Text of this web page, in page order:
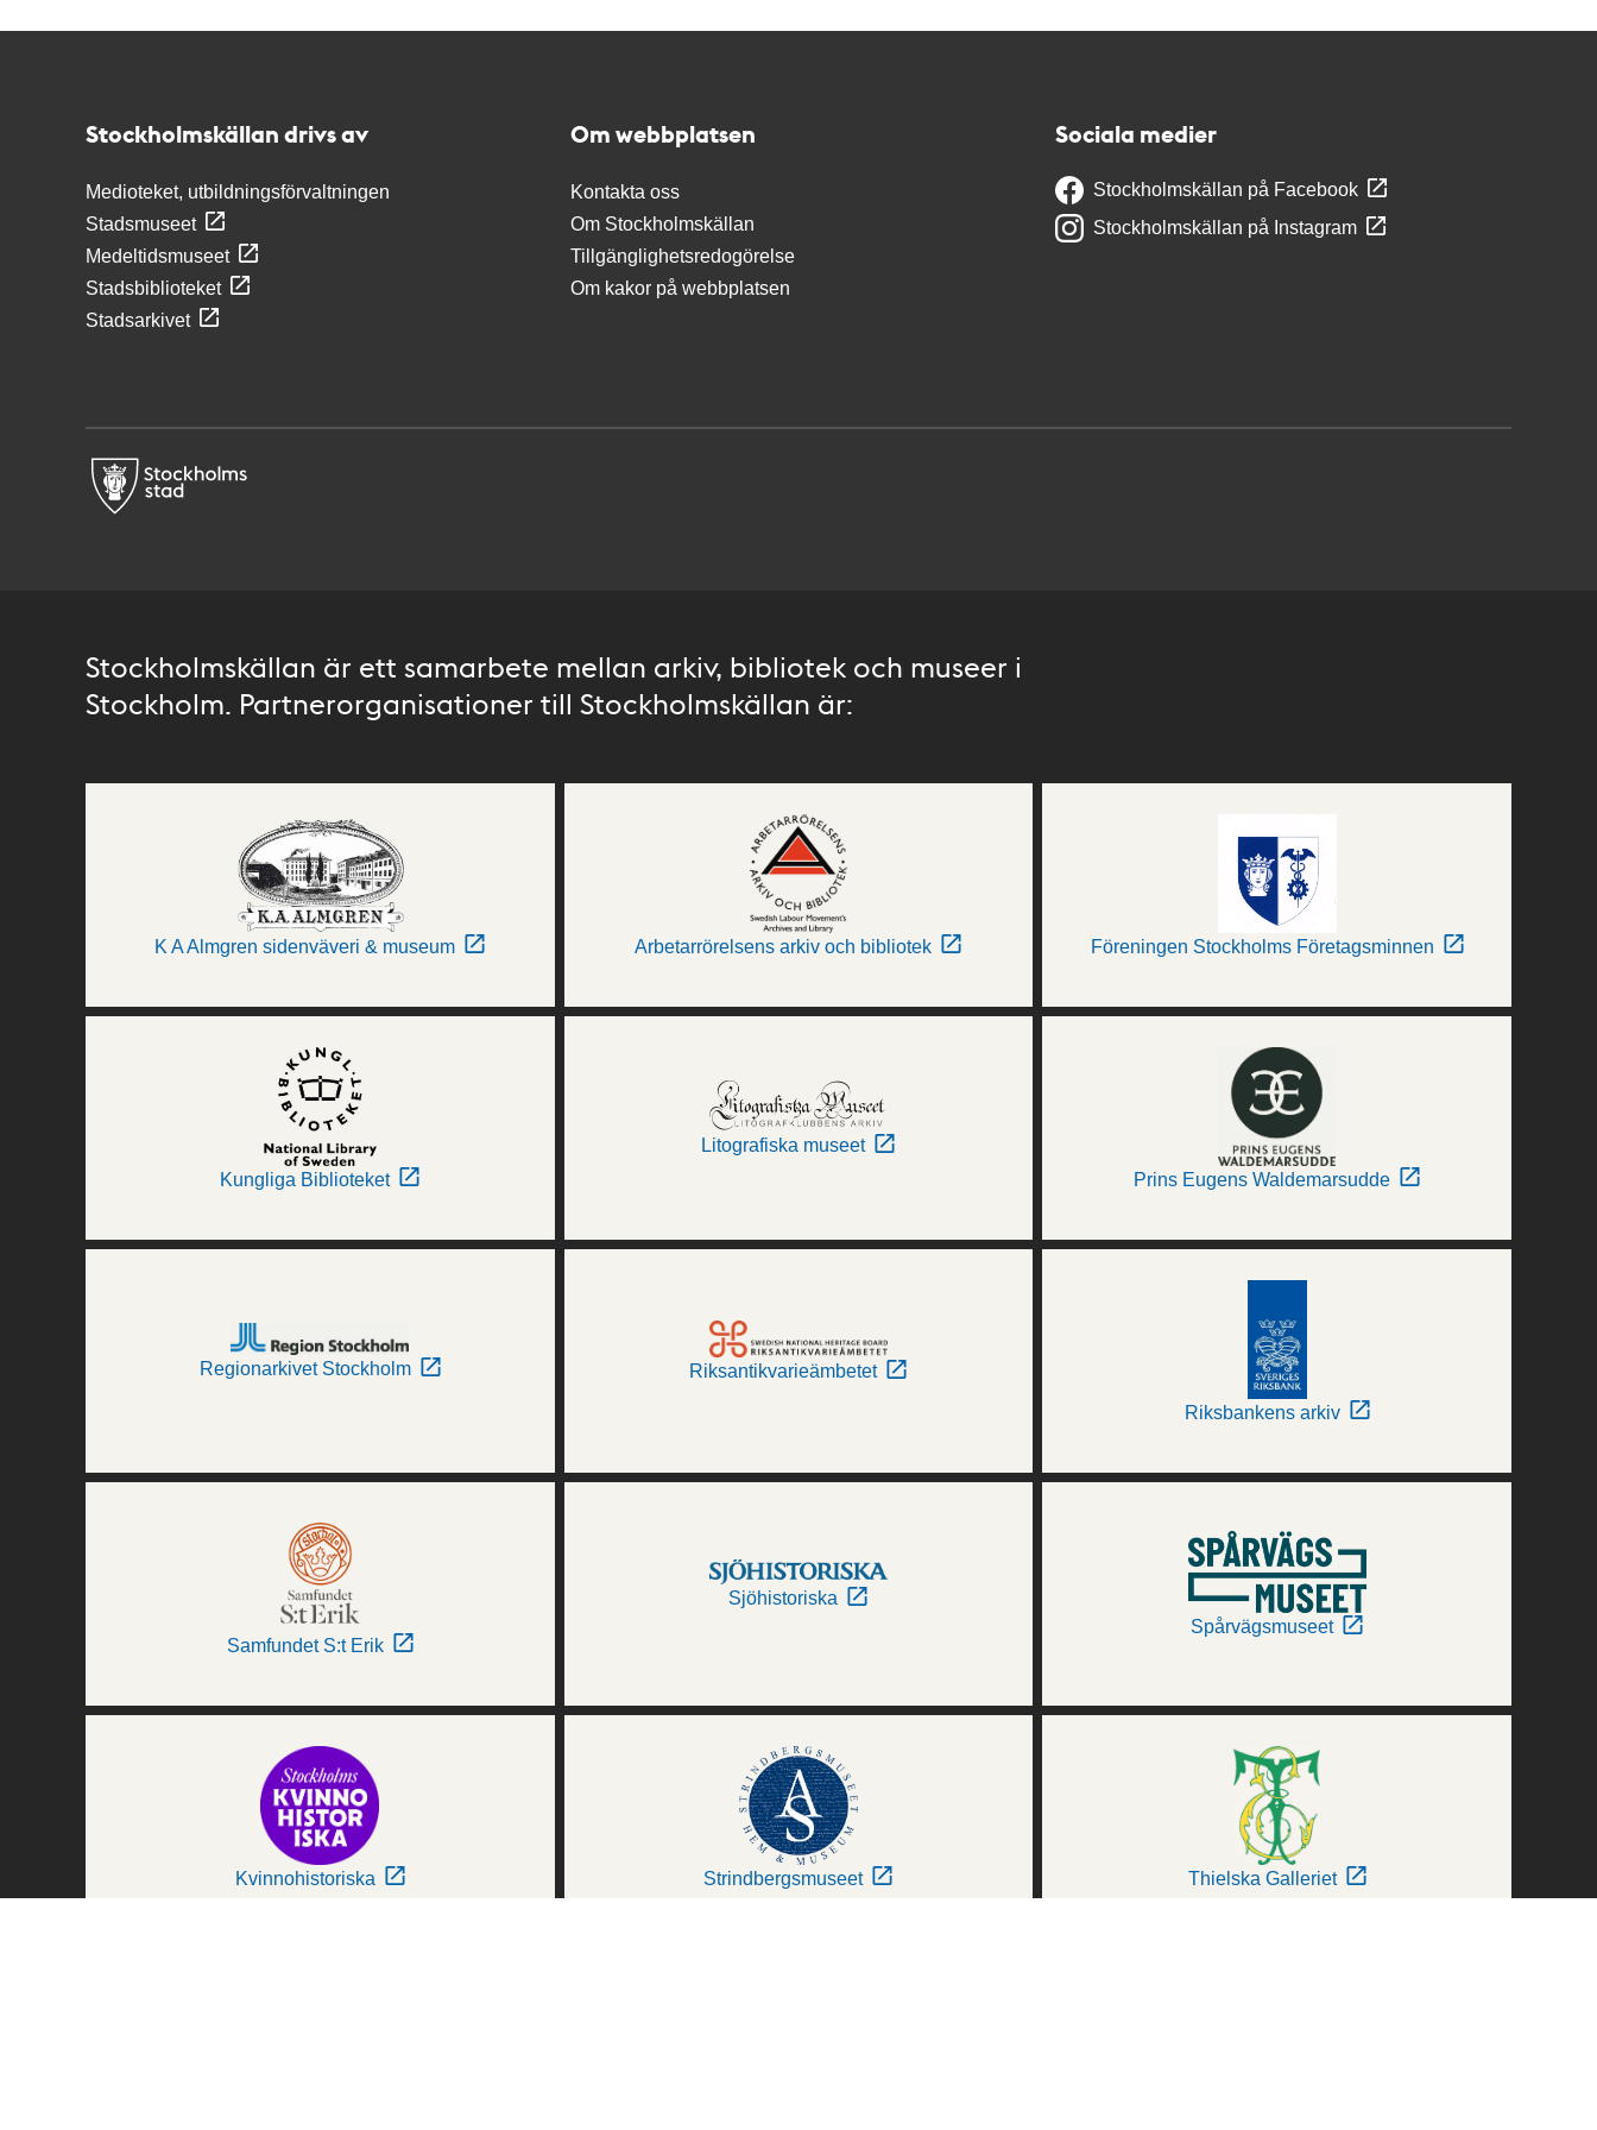
Stockholmskällan drivs av
Medioteket, utbildningsförvaltningen
Stadsmuseet
Medeltidsmuseet
Stadsbiblioteket
Stadsarkivet
Om webbplatsen
Kontakta oss
Om Stockholmskällan
Tillgänglighetsredogörelse
Om kakor på webbplatsen
Sociala medier
Stockholmskällan på Facebook
Stockholmskällan på Instagram
Stockholmskällan är ett samarbete mellan arkiv, bibliotek och museer i
Stockholm. Partnerorganisationer till Stockholmskällan är:
K A Almgren sidenväveri & museum Arbetarrörelsens arkiv och bibliotek Föreningen Stockholms Företagsminnen
Kungliga Biblioteket
Litografiska museet
Prins Eugens Waldemarsudde
Regionarkivet Stockholm Riksantikvarieämbetet
Riksbankens arkiv
Samfundet S:t Erik
Sjöhistoriska
Spårvägsmuseet
Kvinnohistoriska Strindbergsmuseet Thielska Galleriet